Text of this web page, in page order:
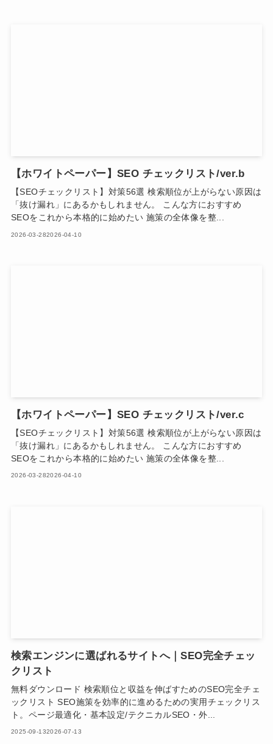
【ホワイトペーパー】SEO チェックリスト/ver.b
【SEOチェックリスト】対策56選 検索順位が上がらない原因は
「抜け漏れ」にあるかもしれません。 こんな方におすすめ
SEOをこれから本格的に始めたい 施策の全体像を整...
2026-03-282026-04-10
【ホワイトペーパー】SEO チェックリスト/ver.c
【SEOチェックリスト】対策56選 検索順位が上がらない原因は
「抜け漏れ」にあるかもしれません。 こんな方におすすめ
SEOをこれから本格的に始めたい 施策の全体像を整...
2026-03-282026-04-10
検索エンジンに選ばれるサイトへ｜SEO完全チェッ
クリスト
無料ダウンロード 検索順位と収益を伸ばすためのSEO完全チェ
ックリスト SEO施策を効率的に進めるための実用チェックリス
ト。ページ最適化・基本設定/テクニカルSEO・外...
2025-09-132026-07-13